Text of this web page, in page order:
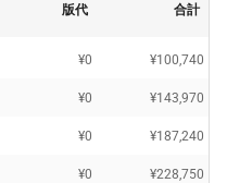
版代 合計
¥0 ¥100,740
¥0 ¥143,970
¥0 ¥187,240
¥0 ¥228,750